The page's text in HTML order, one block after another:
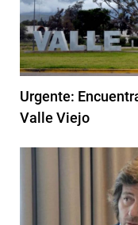
Urgente:
Valle Viejo